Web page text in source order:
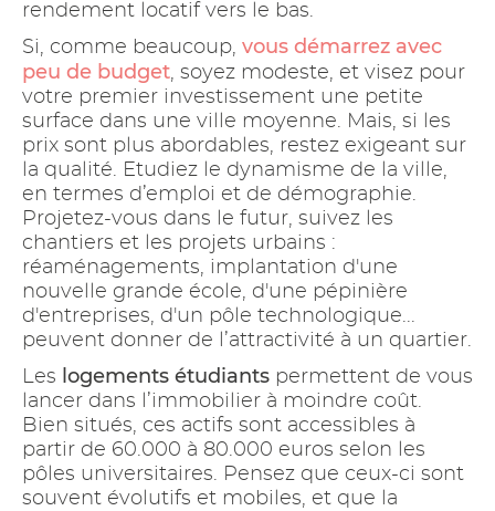
rendement locatif vers le bas.
Si, comme beaucoup, vous démarrez avec
peu de budget, soyez modeste, et visez pour
votre premier investissement une petite
surface dans une ville moyenne. Mais, si les
prix sont plus abordables, restez exigeant sur
la qualité. Etudiez le dynamisme de la ville,
en termes d’emploi et de démographie.
Projetez-vous dans le futur, suivez les
chantiers et les projets urbains :
réaménagements, implantation d'une
nouvelle grande école, d'une pépinière
d'entreprises, d'un pôle technologique...
peuvent donner de l’attractivité à un quartier.
Les logements étudiants permettent de vous
lancer dans l’immobilier à moindre coût.
Bien situés, ces actifs sont accessibles à
partir de 60.000 à 80.000 euros selon les
pôles universitaires. Pensez que ceux-ci sont
souvent évolutifs et mobiles, et que la